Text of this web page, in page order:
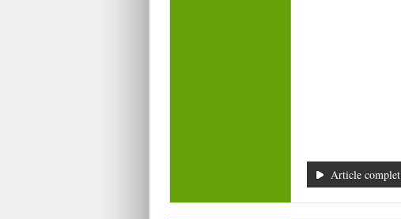
Article complet